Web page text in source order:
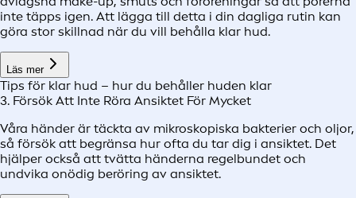
inte täpps igen. Att lägga till detta i din dagliga rutin kan
göra stor skillnad när du vill behålla klar hud.
Läs mer
Tips för klar hud – hur du behåller huden klar
3. Försök Att Inte Röra Ansiktet För Mycket
Våra händer är täckta av mikroskopiska bakterier och oljor,
så försök att begränsa hur ofta du tar dig i ansiktet. Det
hjälper också att tvätta händerna regelbundet och
undvika onödig beröring av ansiktet.